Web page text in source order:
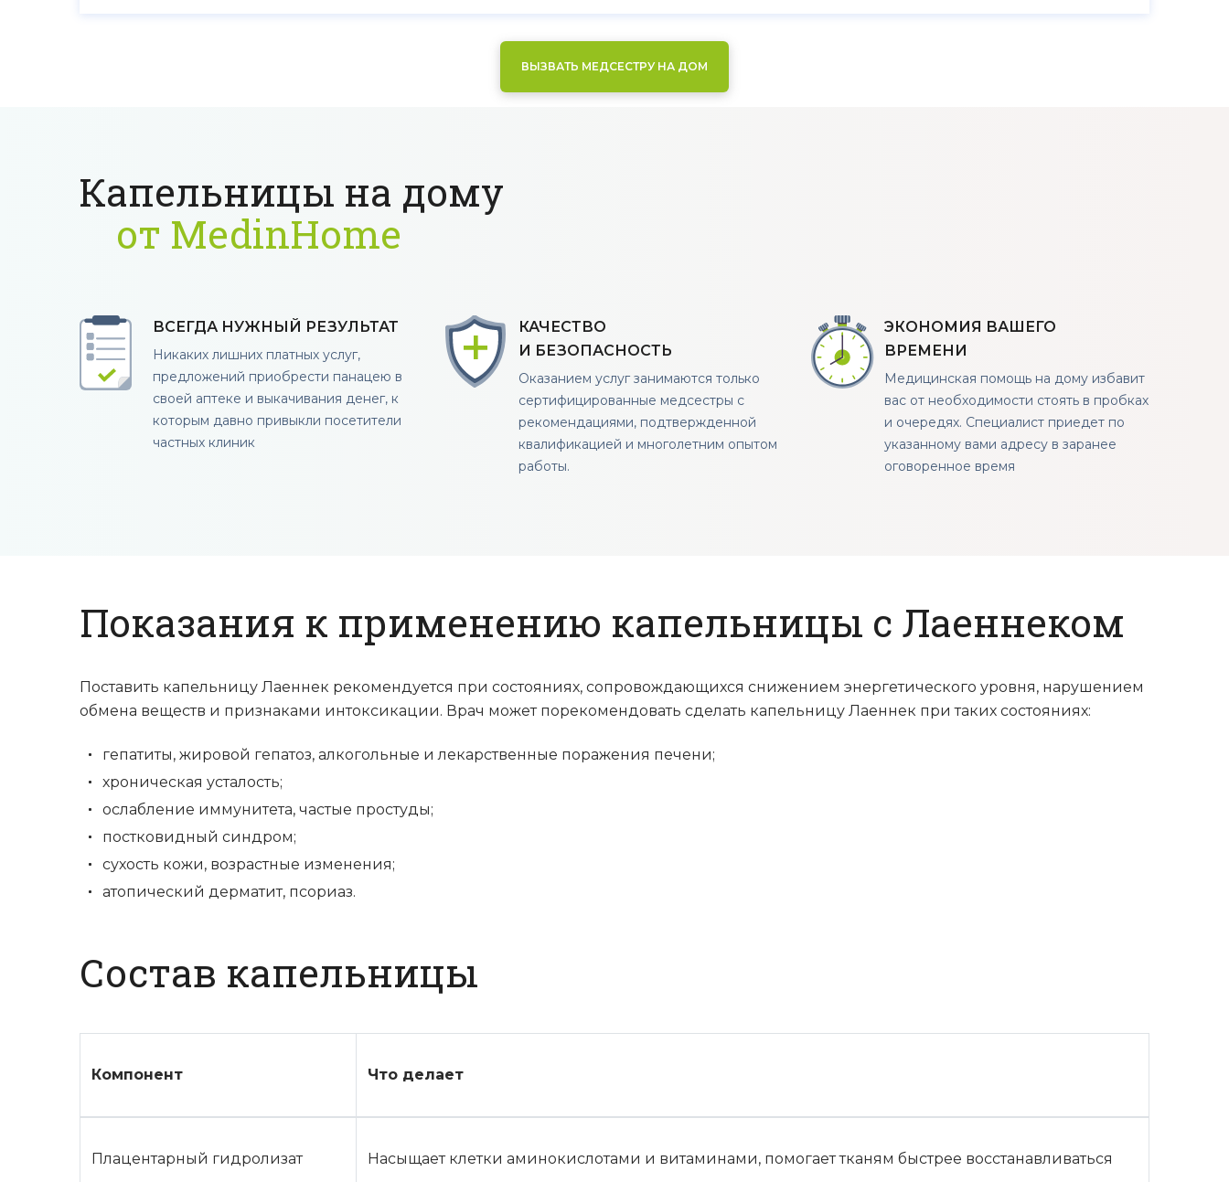
ВЫЗВАТЬ МЕДСЕСТРУ НА ДОМ
Капельницы на дому
от MedinHome
ВСЕГДА НУЖНЫЙ РЕЗУЛЬТАТ
Никаких лишних платных услуг,
предложений приобрести панацею в
своей аптеке и выкачивания денег, к
которым давно привыкли посетители
частных клиник
КАЧЕСТВО
И БЕЗОПАСНОСТЬ
Оказанием услуг занимаются только
сертифицированные медсестры с
рекомендациями, подтвержденной
квалификацией и многолетним опытом
работы.
ЭКОНОМИЯ ВАШЕГО
ВРЕМЕНИ
Медицинская помощь на дому избавит
вас от необходимости стоять в пробках
и очередях. Специалист приедет по
указанному вами адресу в заранее
оговоренное время
Показания к применению капельницы с Лаеннеком
Поставить капельницу Лаеннек рекомендуется при состояниях, сопровождающихся снижением энергетического уровня, нарушением
обмена веществ и признаками интоксикации. Врач может порекомендовать сделать капельницу Лаеннек при таких состояниях:
гепатиты, жировой гепатоз, алкогольные и лекарственные поражения печени;
хроническая усталость;
ослабление иммунитета, частые простуды;
постковидный синдром;
сухость кожи, возрастные изменения;
атопический дерматит, псориаз.
Состав капельницы
Компонент Что делает
Плацентарный гидролизат Насыщает клетки аминокислотами и витаминами, помогает тканям быстрее восстанавливаться